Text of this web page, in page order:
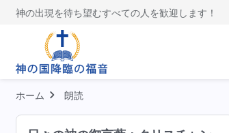
神の出現を待ち望むすべての人を歓迎します！
ホーム 朗読